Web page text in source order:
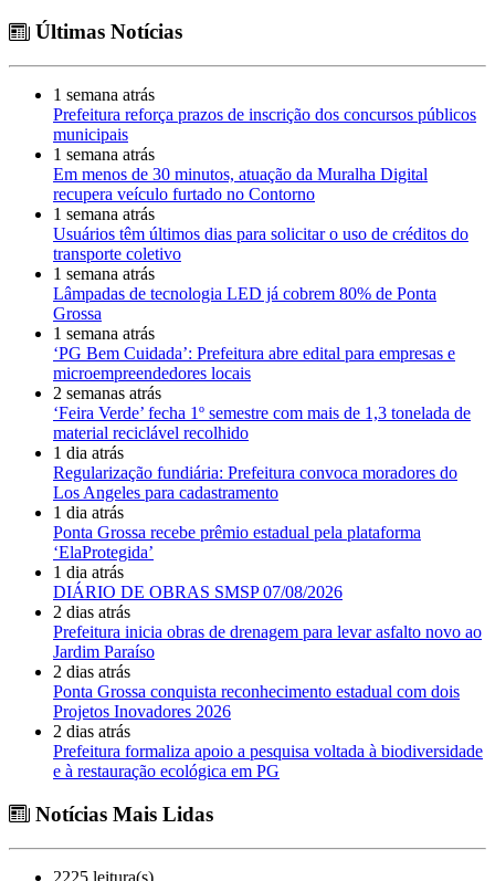
Últimas Notícias
1 semana atrás
Prefeitura reforça prazos de inscrição dos concursos públicos
municipais
1 semana atrás
Em menos de 30 minutos, atuação da Muralha Digital
recupera veículo furtado no Contorno
1 semana atrás
Usuários têm últimos dias para solicitar o uso de créditos do
transporte coletivo
1 semana atrás
Lâmpadas de tecnologia LED já cobrem 80% de Ponta
Grossa
1 semana atrás
‘PG Bem Cuidada’: Prefeitura abre edital para empresas e
microempreendedores locais
2 semanas atrás
‘Feira Verde’ fecha 1º semestre com mais de 1,3 tonelada de
material reciclável recolhido
1 dia atrás
Regularização fundiária: Prefeitura convoca moradores do
Los Angeles para cadastramento
1 dia atrás
Ponta Grossa recebe prêmio estadual pela plataforma
‘ElaProtegida’
1 dia atrás
DIÁRIO DE OBRAS SMSP 07/08/2026
2 dias atrás
Prefeitura inicia obras de drenagem para levar asfalto novo ao
Jardim Paraíso
2 dias atrás
Ponta Grossa conquista reconhecimento estadual com dois
Projetos Inovadores 2026
2 dias atrás
Prefeitura formaliza apoio a pesquisa voltada à biodiversidade
e à restauração ecológica em PG
Notícias Mais Lidas
2225 leitura(s)